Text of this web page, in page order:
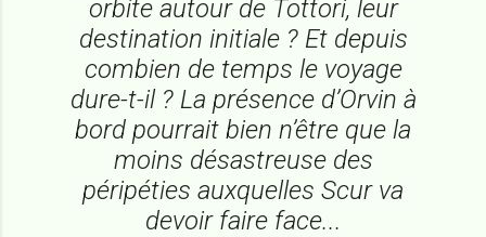
orbite autour de Tottori, leur
destination initiale ? Et depuis
combien de temps le voyage
dure-t-il ? La présence d’Orvin à
bord pourrait bien n’être que la
moins désastreuse des
péripéties auxquelles Scur va
devoir faire face...